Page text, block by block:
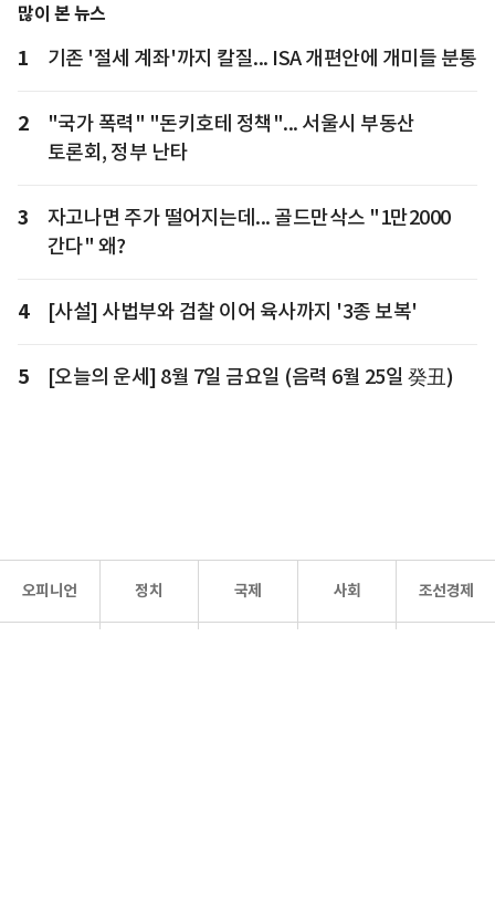
많이 본 뉴스
1 기존 '절세 계좌'까지 칼질... ISA 개편안에 개미들 분통
2
"국가 폭력" "돈키호테 정책"... 서울시 부동산
토론회, 정부 난타
3
자고나면 주가 떨어지는데... 골드만삭스 "1만2000
간다" 왜?
4 [사설] 사법부와 검찰 이어 육사까지 '3종 보복'
5 [오늘의 운세] 8월 7일 금요일 (음력 6월 25일 癸丑)
오피니언 정치 국제 사회 조선경제